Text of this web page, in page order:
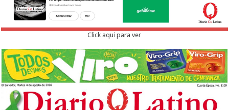
Click aqui para ver